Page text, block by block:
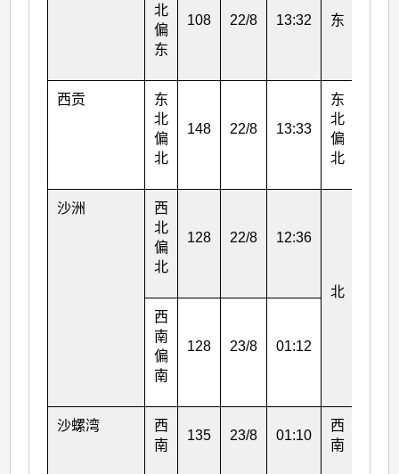
北
偏
东
108 22/8 13:32 东
西贡
东
北
偏
北
148 22/8 13:33
东
北
偏
北
沙洲
西
北
偏
北
128 22/8 12:36
北
西
南
偏
南
128 23/8 01:12
沙螺湾
西
南
135 23/8 01:10
西
南